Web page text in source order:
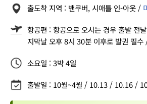
출도착 지역 : 밴쿠버, 시애틀 인-아웃 /
항공편 : 항공으로 오시는 경우 출발 전
지막날 오후 8시 30분 이후로 발권 필수
소요일 : 3박 4일
출발일 : 10월~4월 / 10.13 / 10.16 /